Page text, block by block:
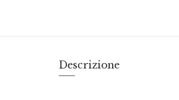
Descrizione